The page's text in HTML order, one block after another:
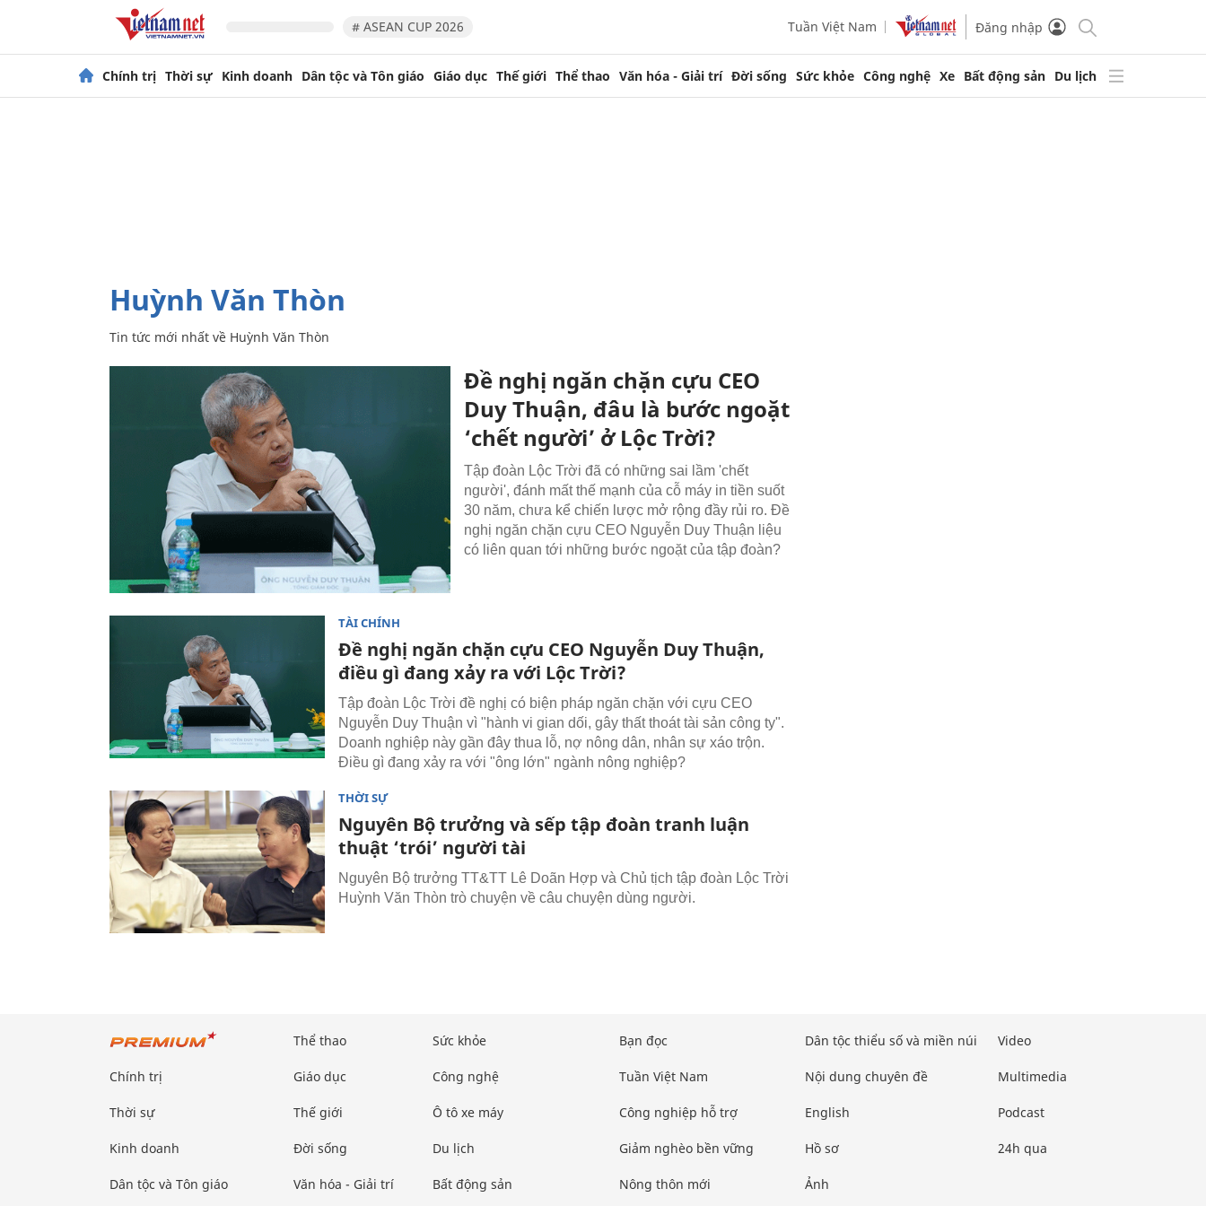
# ASEAN CUP 2026 Tuần Việt Nam Đăng nhập
Chính trị Thời sự Kinh doanh Dân tộc và Tôn giáo Giáo dục Thế giới Thể thao Văn hóa - Giải trí Đời sống Sức khỏe Công nghệ Xe Bất động sản Du lịch
Huỳnh Văn Thòn
Tin tức mới nhất về Huỳnh Văn Thòn
Đề nghị ngăn chặn cựu CEO
Duy Thuận, đâu là bước ngoặt
‘chết người’ ở Lộc Trời?
Tập đoàn Lộc Trời đã có những sai lầm 'chết
người', đánh mất thế mạnh của cỗ máy in tiền suốt
30 năm, chưa kể chiến lược mở rộng đầy rủi ro. Đề
nghị ngăn chặn cựu CEO Nguyễn Duy Thuận liệu
có liên quan tới những bước ngoặt của tập đoàn?
TÀI CHÍNH
Đề nghị ngăn chặn cựu CEO Nguyễn Duy Thuận,
điều gì đang xảy ra với Lộc Trời?
Tập đoàn Lộc Trời đề nghị có biện pháp ngăn chặn với cựu CEO
Nguyễn Duy Thuận vì "hành vi gian dối, gây thất thoát tài sản công ty".
Doanh nghiệp này gần đây thua lỗ, nợ nông dân, nhân sự xáo trộn.
Điều gì đang xảy ra với "ông lớn" ngành nông nghiệp?
THỜI SỰ
Nguyên Bộ trưởng và sếp tập đoàn tranh luận
thuật ‘trói’ người tài
Nguyên Bộ trưởng TT&TT Lê Doãn Hợp và Chủ tịch tập đoàn Lộc Trời
Huỳnh Văn Thòn trò chuyện về câu chuyện dùng người.
Chính trị
Thời sự
Kinh doanh
Dân tộc và Tôn giáo
Thể thao
Giáo dục
Thế giới
Đời sống
Văn hóa - Giải trí
Sức khỏe
Công nghệ
Ô tô xe máy
Du lịch
Bất động sản
Bạn đọc
Tuần Việt Nam
Công nghiệp hỗ trợ
Giảm nghèo bền vững
Nông thôn mới
Dân tộc thiểu số và miền núi
Nội dung chuyên đề
English
Hồ sơ
Ảnh
Video
Multimedia
Podcast
24h qua